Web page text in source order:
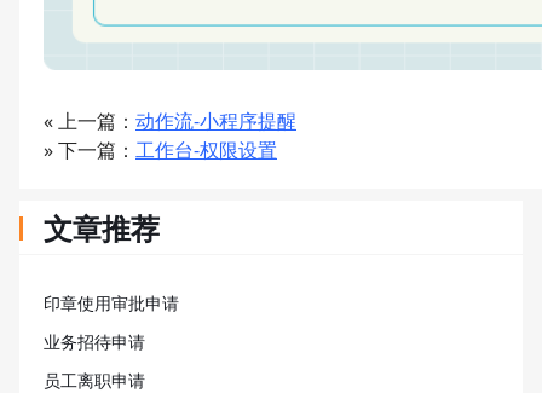
« 上一篇： 动作流-小程序提醒
» 下一篇： 工作台-权限设置
文章推荐
印章使用审批申请
业务招待申请
员工离职申请